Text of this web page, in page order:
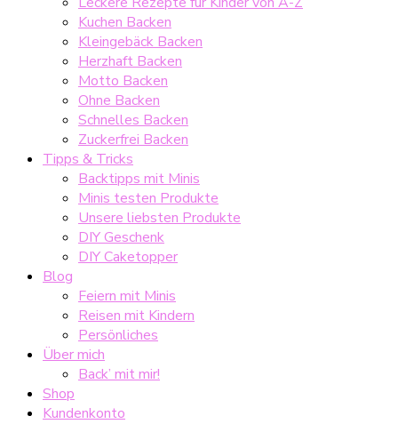
Kuchen Backen
Kleingebäck Backen
Herzhaft Backen
Motto Backen
Ohne Backen
Schnelles Backen
Zuckerfrei Backen
Tipps & Tricks
Backtipps mit Minis
Minis testen Produkte
Unsere liebsten Produkte
DIY Geschenk
DIY Caketopper
Blog
Feiern mit Minis
Reisen mit Kindern
Persönliches
Über mich
Back’ mit mir!
Shop
Kundenkonto